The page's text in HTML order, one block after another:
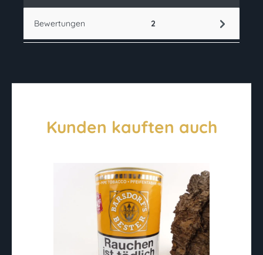
Bewertungen 2
Kunden kauften auch